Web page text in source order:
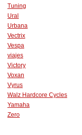
Tuning
Ural
Urbana
Vectrix
Vespa
viajes
Victory
Voxan
Vyrus
Walz Hardcore Cycles
Yamaha
Zero